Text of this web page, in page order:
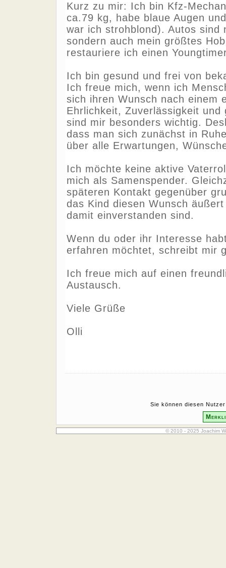
Kurz zu mir: Ich bin Kfz-
ca.79 kg, habe blaue Augen
war ich strohblond). Autos sind
sondern auch mein größtes
restauriere ich einen
Ich bin gesund und frei von
Ich freue mich, wenn ich
sich ihren Wunsch nach einem
Ehrlichkeit, Zuverlässigkeit und
sind mir besonders wichtig.
dass man sich zunächst in
über alle Erwartungen,
Ich möchte keine aktive
mich als Samenspender.
späteren Kontakt gegenüber
das Kind diesen Wunsch
damit einverstanden sind.
Wenn du oder ihr Interesse
erfahren möchtet, schreibt mir
Ich freue mich auf einen
Austausch.
Viele Grüße
Olli
Sie können diesen
© 2010 - 2025 Joachim